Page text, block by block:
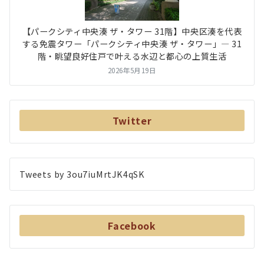
【パークシティ中央湊 ザ・タワー 31階】中央区湊を代表
する免震タワー「パークシティ中央湊 ザ・タワー」― 31
階・眺望良好住戸で叶える水辺と都心の上質生活
2026年5月19日
Twitter
Tweets by 3ou7iuMrtJK4qSK
Facebook